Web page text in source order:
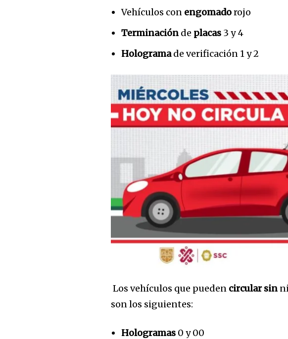
Únete a nuestra
comunidad de
suscriptores y sé parte
la conversación.
Para suscribirte, solo escribe tu dirección de
click en el botón de "suscribir". No te preocupes,
privacidad y no enviaremos correo basura a tu
está segura con nosotros.
32,111
Seguidores
Vehículos con engomadorojo
Terminación de placas 3 y 4
Holograma de verificación 1 y 2
Los vehículos que pueden circular sin
son los siguientes:
Hologramas 0 y 00